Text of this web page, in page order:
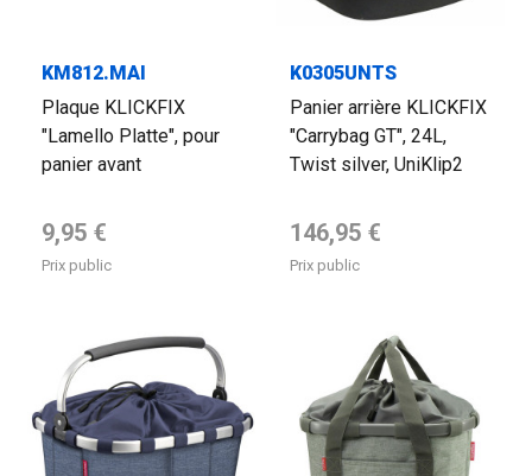
KM812.MAI
Plaque KLICKFIX
"Lamello Platte", pour
panier avant
Prix de base
9,95 €
Prix public
K0305UNTS
Panier arrière KLICKFIX
"Carrybag GT", 24L,
Twist silver, UniKlip2
Prix de base
146,95 €
Prix public